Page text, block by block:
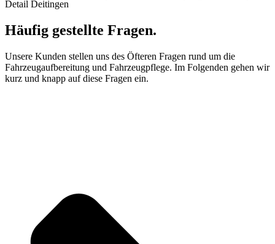
Häufig gestellte Fragen.
Unsere Kunden stellen uns des Öfteren Fragen rund um die
Fahrzeugaufbereitung und Fahrzeugpflege. Im Folgenden gehen wir
kurz und knapp auf diese Fragen ein.